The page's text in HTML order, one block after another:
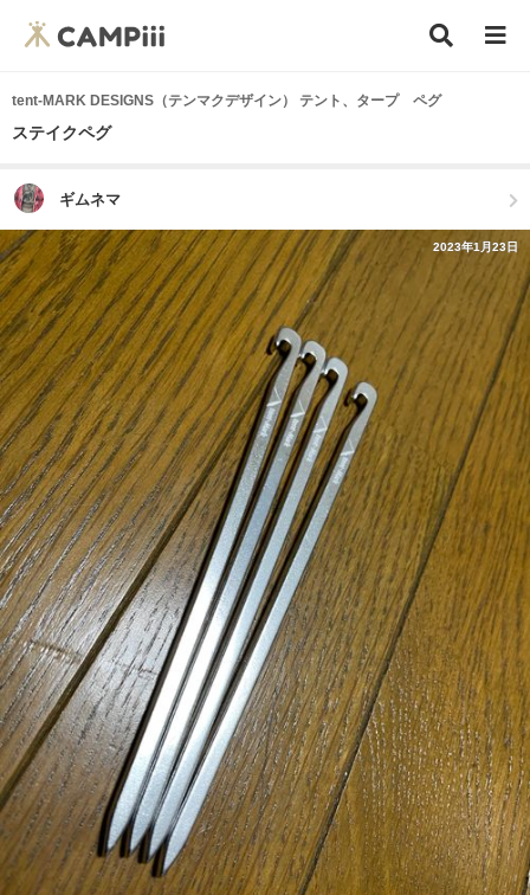
tent-MARK DESIGNS（テンマクデザイン） テント、タープ ペグ
ステイクペグ
ギムネマ
2023年1月23日